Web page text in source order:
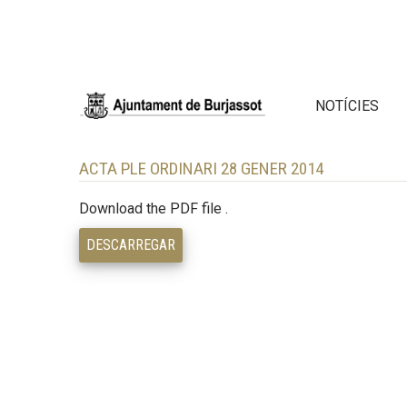
NOTÍCIES
ACTA PLE ORDINARI 28 GENER 2014
Download the PDF file .
DESCARREGAR